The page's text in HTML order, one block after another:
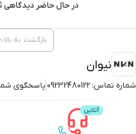
در حال حاضر
نیوان
شماره تماس: 09232480122 پاسخگوی
بازگشت به بالا